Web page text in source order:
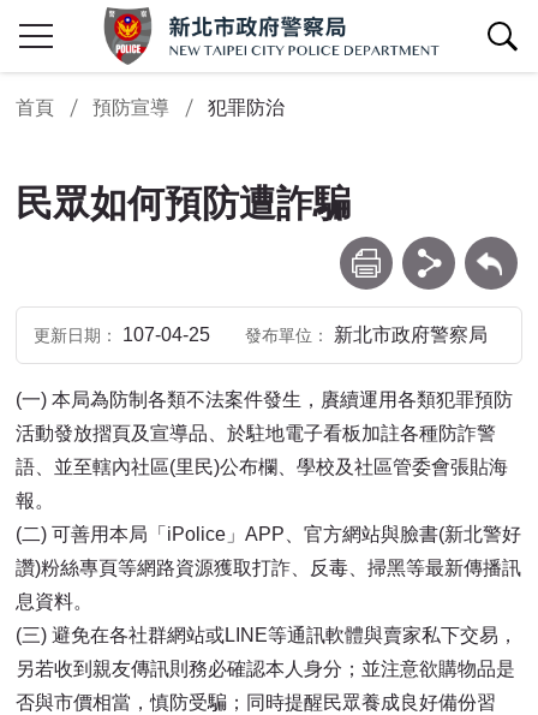
查詢區開關
首頁 預防宣導 犯罪防治
民眾如何預防遭詐騙
列印 分享 回上一頁
更新日期 107-04-25 發布單位 新北市政府警察局
(一) 本局為防制各類不法案件發生，賡續運用各類犯罪預防
活動發放摺頁及宣導品、於駐地電子看板加註各種防詐警
語、並至轄內社區(里民)公布欄、學校及社區管委會張貼海
報。
(二) 可善用本局「iPolice」APP、官方網站與臉書(新北警好
讚)粉絲專頁等網路資源獲取打詐、反毒、掃黑等最新傳播訊
息資料。
(三) 避免在各社群網站或LINE等通訊軟體與賣家私下交易，
另若收到親友傳訊則務必確認本人身分；並注意欲購物品是
否與市價相當，慎防受騙；同時提醒民眾養成良好備份習